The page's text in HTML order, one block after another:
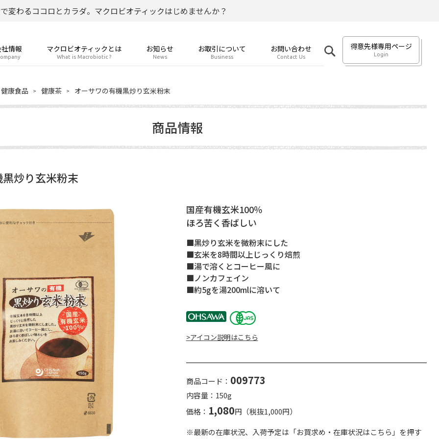
変わるココロとカラダ。マクロビオティックはじめませんか？
情報 マクロビオティックとは
What is Macrobiotic ?
お知らせ
News
お取引について
Business
お問い合わせ
Contact Us
得意先様専用ページ
Login
健康食品 健康茶 オーサワの有機黒炒り玄米粉末
商品情報
炒り玄米粉末
国産有機玄米100％
ほろ苦く香ばしい
■黒炒り玄米を微粉末にした
■玄米を8時間以上じっくり焙煎
■湯で溶くとコーヒー風に
■ノンカフェイン
■約5gを湯200mlに溶いて
>アイコン説明はこちら
商品コード： 009773
内容量：150g
価格： 1,080円（税抜1,000円）
※最新の在庫状況、入荷予定は「お買求め・在庫状況はこちら」を押す